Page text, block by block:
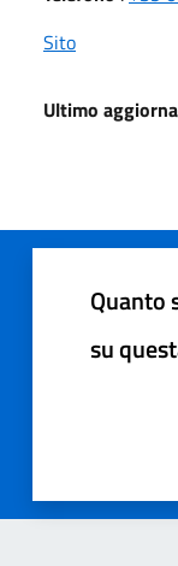
Sito
Ultimo
Quanto
su